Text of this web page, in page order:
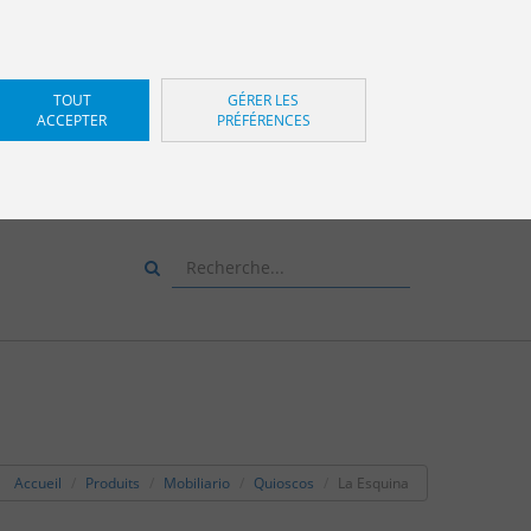
NOUS ET NOUS VOUS
Accueil Produits Mobiliario Quioscos La Esquina
TOUT
ACCEPTER
GÉRER LES
PRÉFÉRENCES